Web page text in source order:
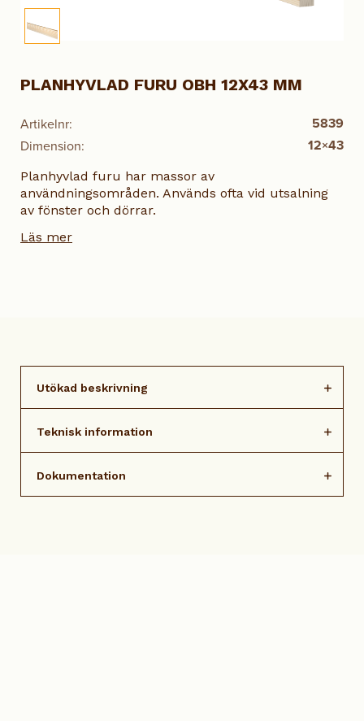
Artikelnr: 5839
Dimension: 12×43
PLANHYVLAD FURU OBH 12X43 MM
Planhyvlad furu har massor av
användningsområden. Används ofta vid utsalning
av fönster och dörrar.
Läs mer
Utökad beskrivning
Teknisk information
Dokumentation